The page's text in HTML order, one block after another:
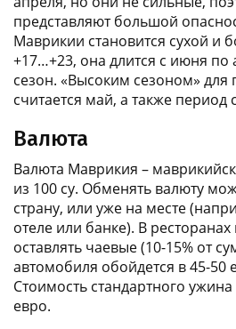
представляют большой
Маврикии становится сухой и
+17…+23, она длится с июня по
сезон. «Высоким сезоном»
считается май, а также период
Валюта
Валюта Маврикия –
из 100 су. Обменять валюту
страну, или уже на месте
отеле или банке). В
оставлять чаевые (10-15% от
автомобиля обойдется в 45-50
Стоимость стандартного ужина
евро.